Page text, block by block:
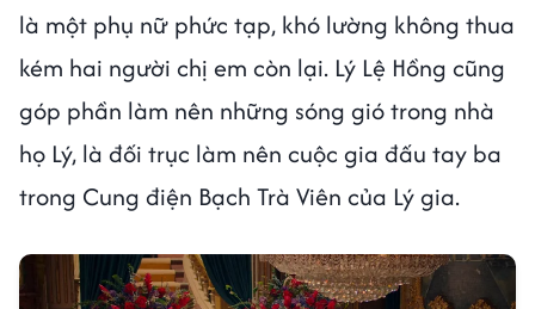
là một phụ nữ phức tạp, khó lường không thua
kém hai người chị em còn lại. Lý Lệ Hồng cũng
góp phần làm nên những sóng gió trong nhà
họ Lý, là đối trục làm nên cuộc gia đấu tay ba
trong Cung điện Bạch Trà Viên của Lý gia.